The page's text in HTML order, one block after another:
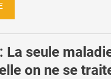
La seule
on ne se